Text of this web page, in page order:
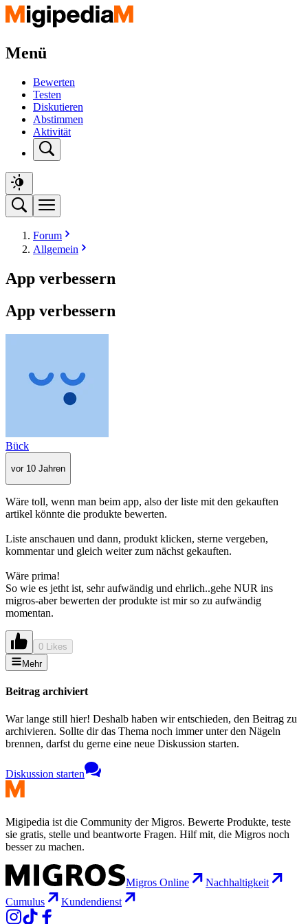
Menü
Bewerten
Testen
Diskutieren
Abstimmen
Aktivität
Forum
Allgemein
App verbessern
App verbessern
Bück
vor 10 Jahren
Wäre toll, wenn man beim app, also der liste mit den gekauften
artikel könnte die produkte bewerten.
Liste anschauen und dann, produkt klicken, sterne vergeben,
kommentar und gleich weiter zum nächst gekauften.
Wäre prima!
So wie es jetht ist, sehr aufwändig und ehrlich..gehe NUR ins
migros-aber bewerten der produkte ist mir so zu aufwändig
momentan.
0 Likes
Mehr
Beitrag archiviert
War lange still hier! Deshalb haben wir entschieden, den Beitrag zu
archivieren. Sollte dir das Thema noch immer unter den Nägeln
brennen, darfst du gerne eine neue Diskussion starten.
Diskussion starten
Migipedia ist die Community der Migros. Bewerte Produkte, teste
sie gratis, stelle und beantworte Fragen. Hilf mit, die Migros noch
besser zu machen.
Migros Online
Nachhaltigkeit
Cumulus
Kundendienst